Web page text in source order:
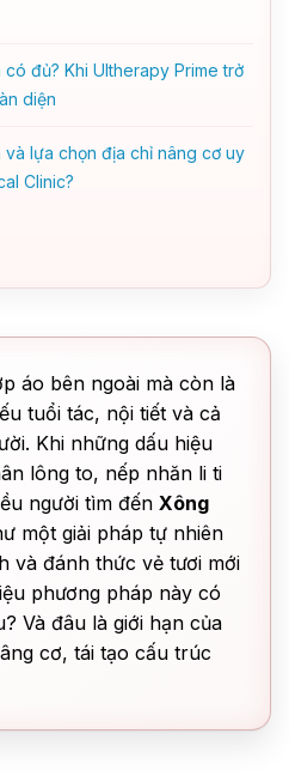
đủ? Khi Ultherapy Prime trở
diện
lựa chọn địa chỉ nâng cơ uy
Clinic?
áo bên ngoài mà còn là
tuổi tác, nội tiết và cả
Khi những dấu hiệu
lông to, nếp nhăn li ti
người tìm đến Xông
một giải pháp tự nhiên
và đánh thức vẻ tươi mới
phương pháp này có
Và đâu là giới hạn của
cơ, tái tạo cấu trúc